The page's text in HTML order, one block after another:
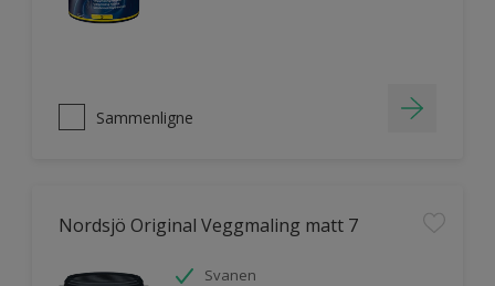
Sammenligne
Nordsjö Original Veggmaling matt 7
Svanen